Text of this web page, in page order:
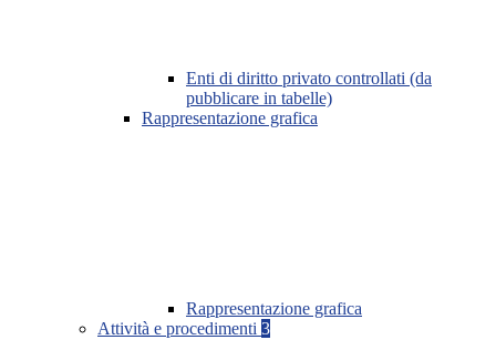
Enti di diritto privato controllati (da
pubblicare in tabelle)
Rappresentazione grafica
Rappresentazione grafica
Attività e procedimenti 3